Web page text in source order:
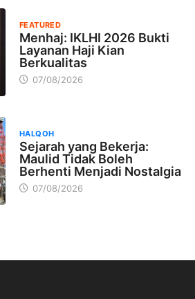
FEATURED
Menhaj: IKLHI 2026 Bukti
Layanan Haji Kian
Berkualitas
07/08/2026
HALQOH
Sejarah yang Bekerja:
Maulid Tidak Boleh
Berhenti Menjadi Nostalgia
07/08/2026